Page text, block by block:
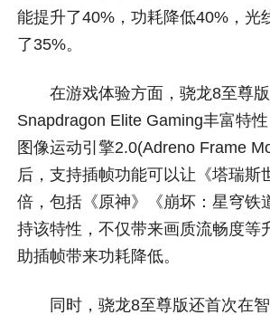
能提升了40%，功耗降低40%，光
了35%。
在游戏体验方面，骁龙8至尊版
Snapdragon Elite Gaming丰富特
图像运动引擎2.0(Adreno Frame
后，支持插帧功能可以让《塔瑞斯
倍，包括《原神》《崩坏：星穹铁
持该特性，不仅带来画质流畅度等
助插帧带来功耗降低。
同时，骁龙8至尊版还首次在智